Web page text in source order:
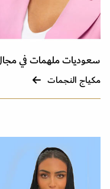
سعوديات ملهمات في
مكياج النجمات